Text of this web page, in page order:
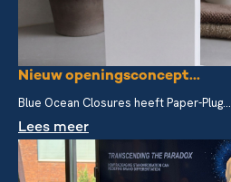
Nieuw openingsconcept...
Blue Ocean Closures heeft Paper-Plug...
Lees meer